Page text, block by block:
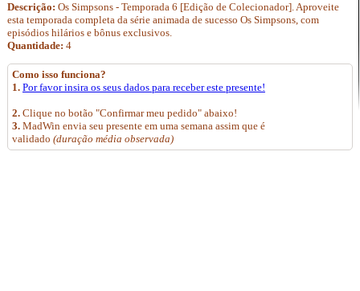
Descrição: Os Simpsons - Temporada 6 [Edição de Colecionador]. Aproveite
esta temporada completa da série animada de sucesso Os Simpsons, com
episódios hilários e bônus exclusivos.
Quantidade: 4
Como isso funciona?
1. Por favor insira os seus dados para receber este presente!
2.Clique no botão "Confirmar meu pedido" abaixo!
3.MadWin envia seu presente em uma semana assim que é
validado (duração média observada)